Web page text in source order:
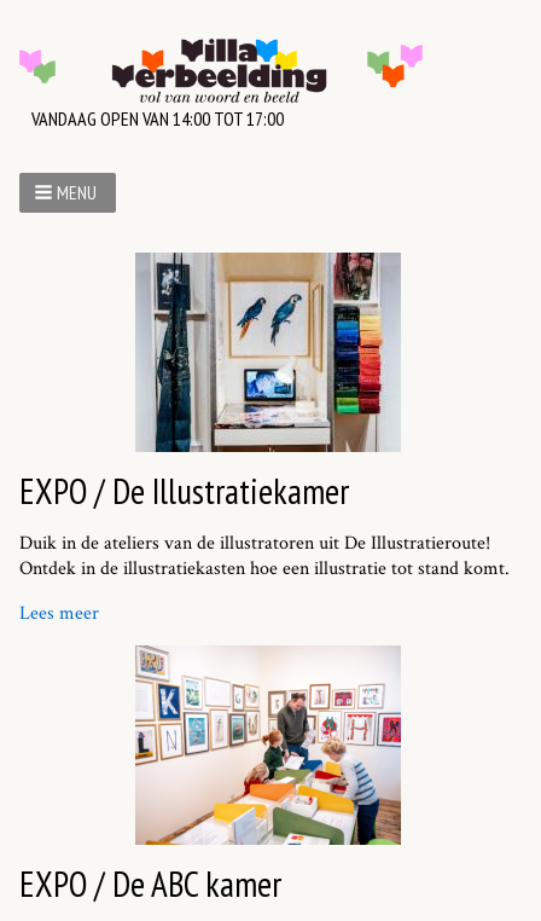
VANDAAG OPEN VAN 14:00 TOT 17:00
MENU
EXPO / De Illustratiekamer
Duik in de ateliers van de illustratoren uit De Illustratieroute!
Ontdek in de illustratiekasten hoe een illustratie tot stand komt.
Lees meer
EXPO / De ABC kamer